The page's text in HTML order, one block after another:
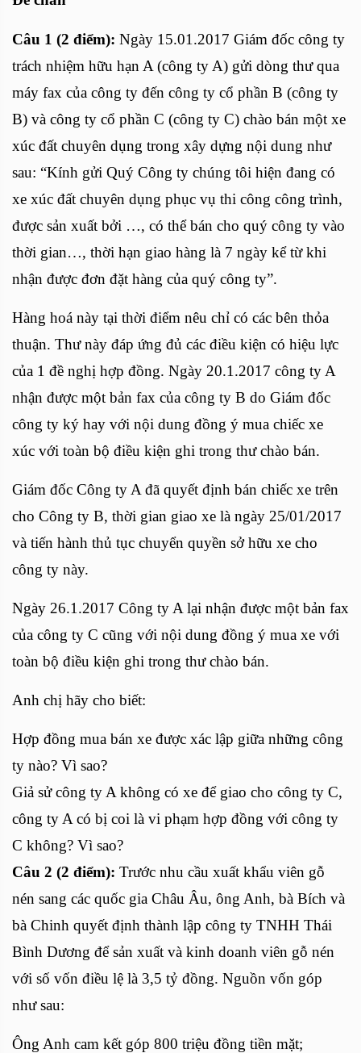
Câu 1 (2 điểm): Ngày 15.01.2017 Giám đốc công ty
trách nhiệm hữu hạn A (công ty A) gửi dòng thư qua
máy fax của công ty đến công ty cổ phần B (công ty
B) và công ty cổ phần C (công ty C) chào bán một xe
xúc đất chuyên dụng trong xây dựng nội dung như
sau: “Kính gửi Quý Công ty chúng tôi hiện đang có
xe xúc đất chuyên dụng phục vụ thi công công trình,
được sản xuất bởi …, có thể bán cho quý công ty vào
thời gian…, thời hạn giao hàng là 7 ngày kể từ khi
nhận được đơn đặt hàng của quý công ty”.
Hàng hoá này tại thời điểm nêu chỉ có các bên thỏa
thuận. Thư này đáp ứng đủ các điều kiện có hiệu lực
của 1 đề nghị hợp đồng. Ngày 20.1.2017 công ty A
nhận được một bản fax của công ty B do Giám đốc
công ty ký hay với nội dung đồng ý mua chiếc xe
xúc với toàn bộ điều kiện ghi trong thư chào bán.
Giám đốc Công ty A đã quyết định bán chiếc xe trên
cho Công ty B, thời gian giao xe là ngày 25/01/2017
và tiến hành thủ tục chuyển quyền sở hữu xe cho
công ty này.
Ngày 26.1.2017 Công ty A lại nhận được một bản fax
của công ty C cũng với nội dung đồng ý mua xe với
toàn bộ điều kiện ghi trong thư chào bán.
Anh chị hãy cho biết:
Hợp đồng mua bán xe được xác lập giữa những công
ty nào? Vì sao?
Giả sử công ty A không có xe để giao cho công ty C,
công ty A có bị coi là vi phạm hợp đồng với công ty
C không? Vì sao?
Câu 2 (2 điểm): Trước nhu cầu xuất khẩu viên gỗ
nén sang các quốc gia Châu Âu, ông Anh, bà Bích và
bà Chinh quyết định thành lập công ty TNHH Thái
Bình Dương để sản xuất và kinh doanh viên gỗ nén
với số vốn điều lệ là 3,5 tỷ đồng. Nguồn vốn góp
như sau:
Ông Anh cam kết góp 800 triệu đồng tiền mặt;